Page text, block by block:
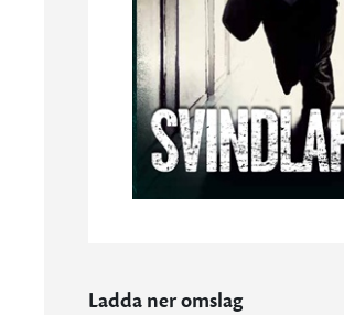
Ladda ner omslag